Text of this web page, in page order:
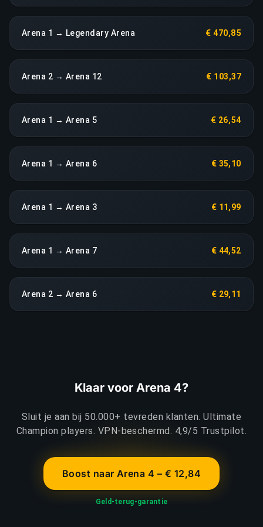
Arena 1 → Legendary Arena € 470,85
Arena 2 → Arena 12 € 103,37
Arena 1 → Arena 5 € 26,54
Arena 1 → Arena 6 € 35,10
Arena 1 → Arena 3 € 11,99
Arena 1 → Arena 7 € 44,52
Arena 2 → Arena 6 € 29,11
Klaar voor Arena 4?
Sluit je aan bij 50.000+ tevreden klanten. Ultimate
Champion players. VPN-beschermd. 4,9/5 Trustpilot.
Boost naar Arena 4 – € 12,84
Geld-terug-garantie